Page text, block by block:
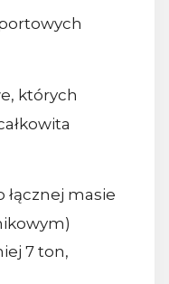
których
łącznej masie
7 ton,